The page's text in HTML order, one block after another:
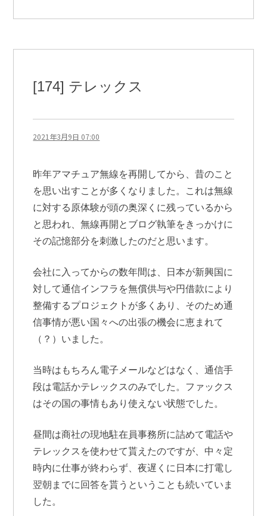
[174] テレックス
2021年3月9日 07:00
昨年アマチュア無線を再開してから、昔のこと
を思い出すことが多くなりました。これは無線
に対する原体験が頭の奥深くに残っているから
と思われ、無線再開とブログ執筆をきっかけに
その記憶部分を刺激したのだと思います。
会社に入ってからの数年間は、日本が新興国に
対して通信インフラを無償供与や円借款により
整備するプロジェクトが多くあり、そのため通
信事情が悪い国々への出張の機会に恵まれて
（？）いました。
当時はもちろん電子メールなどはなく、通信手
段は電話かテレックスのみでした。ファックス
はその国の事情もあり使えない状態でした。
昼間は商社の現地駐在員事務所に詰めて電話や
テレックスを使わせて貰えたのですが、中々定
時内に仕事が終わらず、夜遅くに日本に打電し
翌朝までに回答を貰うということも続いていま
した。